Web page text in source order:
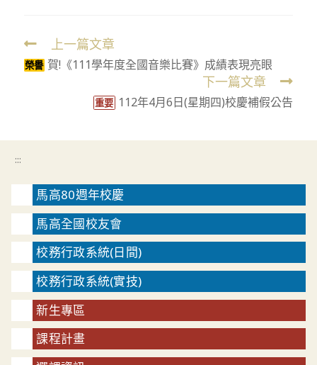
Read
more
上一篇文章
榮譽 賀!《111學年度全國音樂比賽》成績表現亮眼
下一篇文章
重要 112年4月6日(星期四)校慶補假公告
:::
馬高80週年校慶
馬高全國校友會
校務行政系統(日間)
校務行政系統(實技)
新生專區
課程計畫